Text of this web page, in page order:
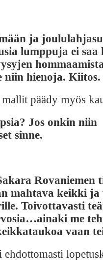
ja
lumppuja ei
niin hienoja. Kiitos.
päädy myös
Jos onkin niin
sinne.
Rovaniemen
mahtava keikki ja
Toivottavasti
me
vaan